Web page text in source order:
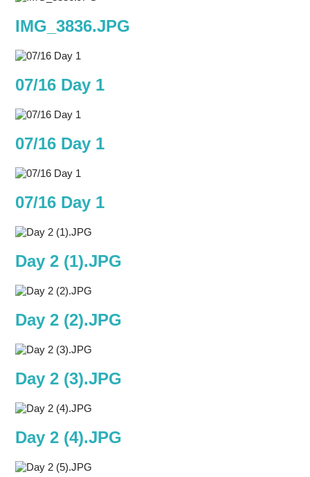
IMG_3836.JPG
07/16 Day 1
07/16 Day 1
07/16 Day 1
Day 2 (1).JPG
Day 2 (2).JPG
Day 2 (3).JPG
Day 2 (4).JPG